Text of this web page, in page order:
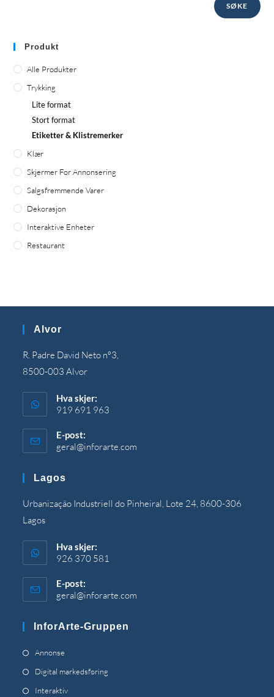
SØKE
Produkt
Alle Produkter
Trykking
Lite format
Stort format
Etiketter & Klistremerker
Klær
Skjermer For Annonsering
Salgsfremmende Varer
Dekorasjon
Interaktive Enheter
Restaurant
Alvor
R. Padre David Neto nº3,
8500-003 Alvor
Hva skjer:
919 691 963
E-post:
geral@inforarte.com
Lagos
Urbanização Industriell do Pinheiral, Lote 24, 8600-306
Lagos
Hva skjer:
926 370 581
E-post:
geral@inforarte.com
InforArte-Gruppen
Annonse
Digital markedsføring
InteraktivÅpnes